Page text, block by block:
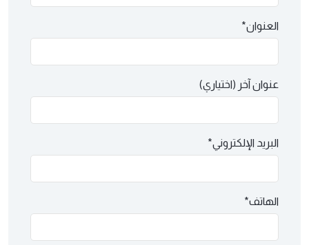
العنوان*
عنوان آخر (اختياري)
البريد الإلكتروني*
الهاتف*